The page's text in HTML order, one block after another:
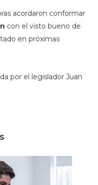
acordaron conformar
con el visto bueno de
en próximas
por el legislador Juan